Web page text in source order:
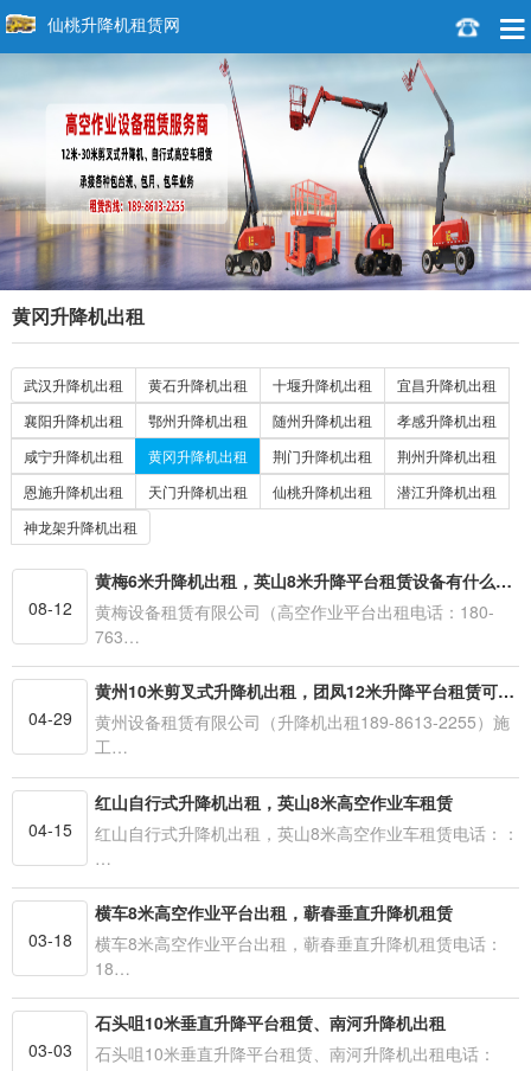
仙桃升降机租赁网
黄冈升降机出租
武汉升降机出租 黄石升降机出租 十堰升降机出租
宜昌升降机出租
襄阳升降机出租
鄂州升降机出租 随州升降机出租
孝感升降机出租
咸宁升降机出租
黄冈升降机出租 荆门升降机出租
荆州升降机出租
恩施升降机出租
天门升降机出租 仙桃升降机出租
潜江升降机出租
神龙架升降机出租
08-12
黄梅6米升降机出租，英山8米升降平台租赁设备有什么优势？
黄梅设备租赁有限公司（高空作业平台出租电话：180-
763…
04-29
黄州10米剪叉式升降机出租，团凤12米升降平台租赁可快速提升施工效率
黄州设备租赁有限公司（升降机出租189-8613-2255）施
工…
04-15
红山自行式升降机出租，英山8米高空作业车租赁
红山自行式升降机出租，英山8米高空作业车租赁电话：：
…
03-18
横车8米高空作业平台出租，蕲春垂直升降机租赁
横车8米高空作业平台出租，蕲春垂直升降机租赁电话：
18…
03-03
石头咀10米垂直升降平台租赁、南河升降机出租
石头咀10米垂直升降平台租赁、南河升降机出租电话：